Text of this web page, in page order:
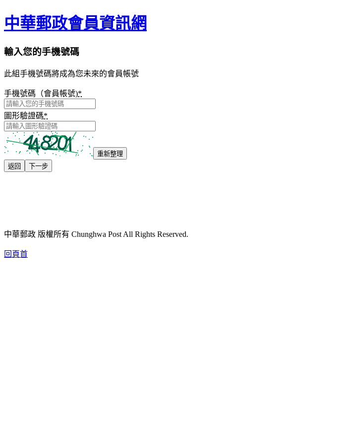
中華郵政會員資訊網
輸入您的手機號碼
此組手機號碼將成為您未來的會員帳號
手機號碼（會員帳號)*
圖形驗證碼*
重新整理
返回
下一步
中華郵政 版權所有 Chunghwa Post All Rights Reserved.
回頁首